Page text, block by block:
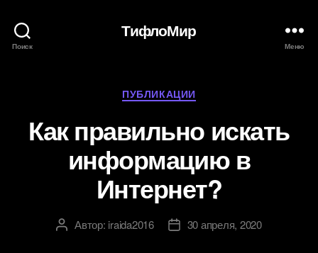
Поиск
ТифлоМир
Меню
Рубрики
ПУБЛИКАЦИИ
Как правильно искать
информацию в
Интернет?
АвторАвтор: iraida2016
Дата30 апреля, 2020